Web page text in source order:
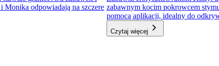
Monika odpowiadają na szczere zabawnym kocim pokrowcem
pomocą aplikacji, idealny do
Czytaj więcej